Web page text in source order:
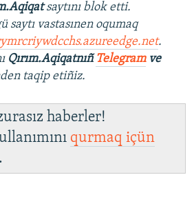
saytını blok etti.
saytı vastasınen oqumaq
.
Qırım.Aqiqatnıñ Telegramve
taqip etiñiz.
haberler!
qurmaq içün
.